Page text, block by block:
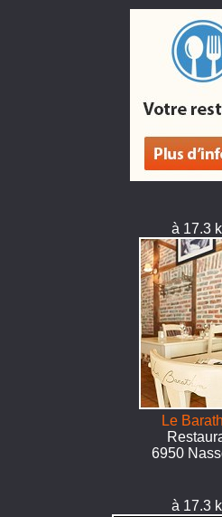
à 17.3
Le
6950
à 17.3